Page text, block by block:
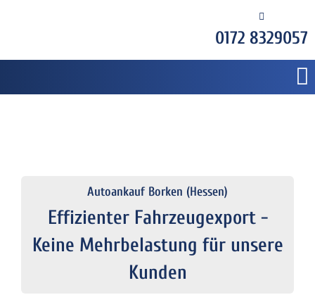
0172 8329057
Autoankauf Borken (Hessen)
Effizienter Fahrzeugexport -
Keine Mehrbelastung für unsere
Kunden